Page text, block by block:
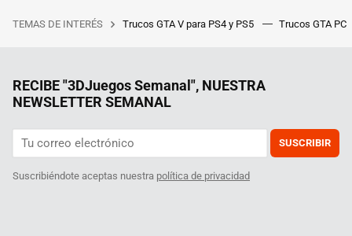
TEMAS DE INTERÉS Trucos GTA V para PS4 y PS5 Trucos GTA PC
RECIBE "3DJuegos Semanal", NUESTRA
NEWSLETTER SEMANAL
SUSCRIBIR
Suscribiéndote aceptas nuestra política de privacidad